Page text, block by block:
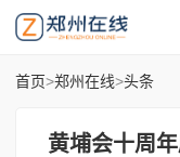
首页>郑州在线>头条
黄埔会十周